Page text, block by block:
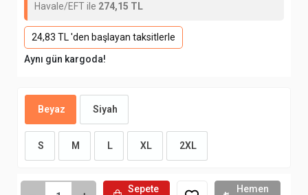
Havale/EFT ile 274,15 TL
24,83 TL 'den başlayan taksitlerle
Aynı gün kargoda!
Beyaz Siyah
S M L XL 2XL
Sepete
Hemen